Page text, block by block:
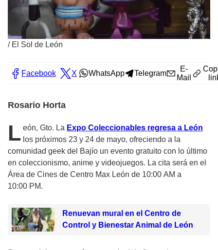
/ El Sol de León
Facebook X WhatsApp Telegram
E-
Mail
Rosario Horta
L eón, Gto. La Expo Coleccionables regresa a León
los próximos 23 y 24 de mayo, ofreciendo a la
comunidad geek del Bajío un evento gratuito con lo último
en coleccionismo, anime y videojuegos. La cita será en el
Área de Cines de Centro Max León de 10:00 AM a
10:00 PM.
Renuevan mural en el Centro de
Control y Bienestar Animal de León